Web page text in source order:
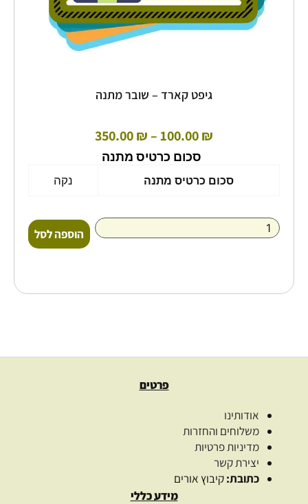
גיפט קארד – שובר מתנה
100.00₪
–
350.00₪
סכום כרטיס מתנה
סכום כרטיס מתנה נקה
הוספה לסל
פרטים
אודותינו
משלוחים והחזרות
מדיניות פרטיות
יצירת קשר
כתובת:קיבוץ אורים
מידע כללי